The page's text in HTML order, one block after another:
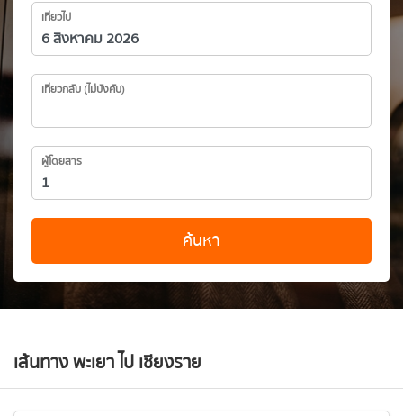
เที่ยวไป
เที่ยวกลับ (ไม่บังคับ)
ผู้โดยสาร
ค้นหา
เส้นทาง พะเยา ไป เชียงราย